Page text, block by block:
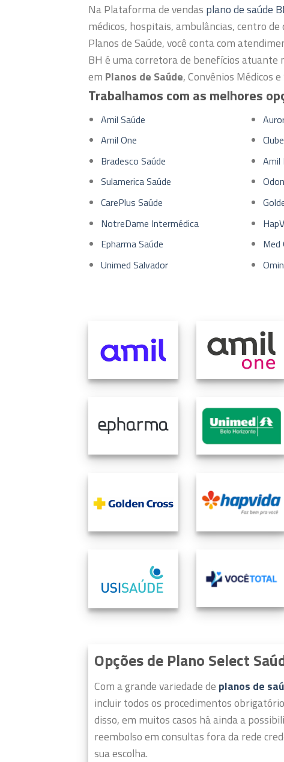
Na Plataforma de vendas plano de saúde
médicos, hospitais, ambulâncias, centro
Planos de Saúde, você conta com
BH é uma corretora de benefícios atuante
em Planos de Saúde, Convênios Médicos
Trabalhamos com as melhores
Amil Saúde
Amil One
Bradesco Saúde
Sulamerica Saúde
CarePlus Saúde
NotreDame Intermédica
Epharma Saúde
Unimed Salvador
Amil
Med
Opções de Plano Select
Com a grande variedade de planos de
incluir todos os procedimentos
disso, em muitos casos há ainda a
reembolso em consultas fora da rede
sua escolha.